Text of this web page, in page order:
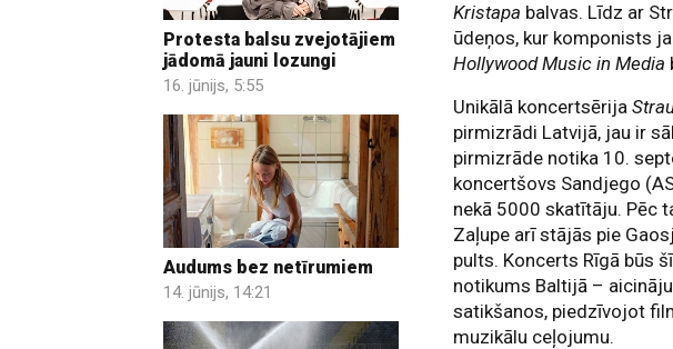
Protesta balsu zvejotājiem
jādomā jauni lozungi
16. jūnijs, 5:55
Audums bez netīrumiem
14. jūnijs, 14:21
Kristapa balvas. Līdz ar
ūdeņos, kur komponists
Hollywood Music in Media
Unikālā koncertsērija
pirmizrādi Latvijā, jau ir
pirmizrāde notika 10.
koncertšovs Sandjego
nekā 5000 skatītāju. Pēc
Zaļupe arī stājās pie
pults. Koncerts Rīgā būs
notikums Baltijā –
satikšanos, piedzīvojot
muzikālu ceļojumu.